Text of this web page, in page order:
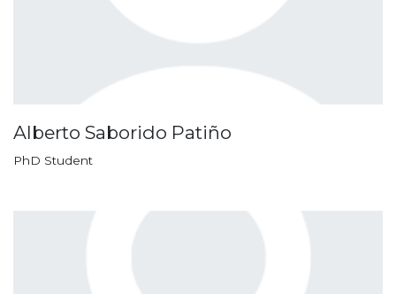
Alberto Saborido Patiño
PhD Student